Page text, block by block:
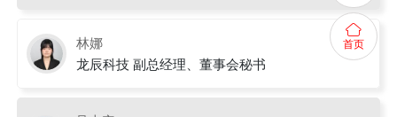
林娜
龙辰科技 副总经理、董事会秘书
首页